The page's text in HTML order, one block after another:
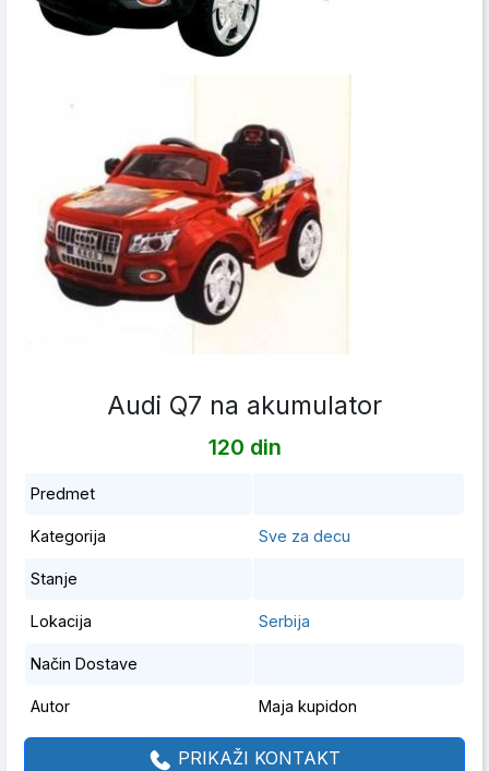
Audi Q7 na akumulator
120 din
Predmet
Kategorija Sve za decu
Stanje
Lokacija Serbija
Način Dostave
Autor Maja kupidon
PRIKAŽI KONTAKT